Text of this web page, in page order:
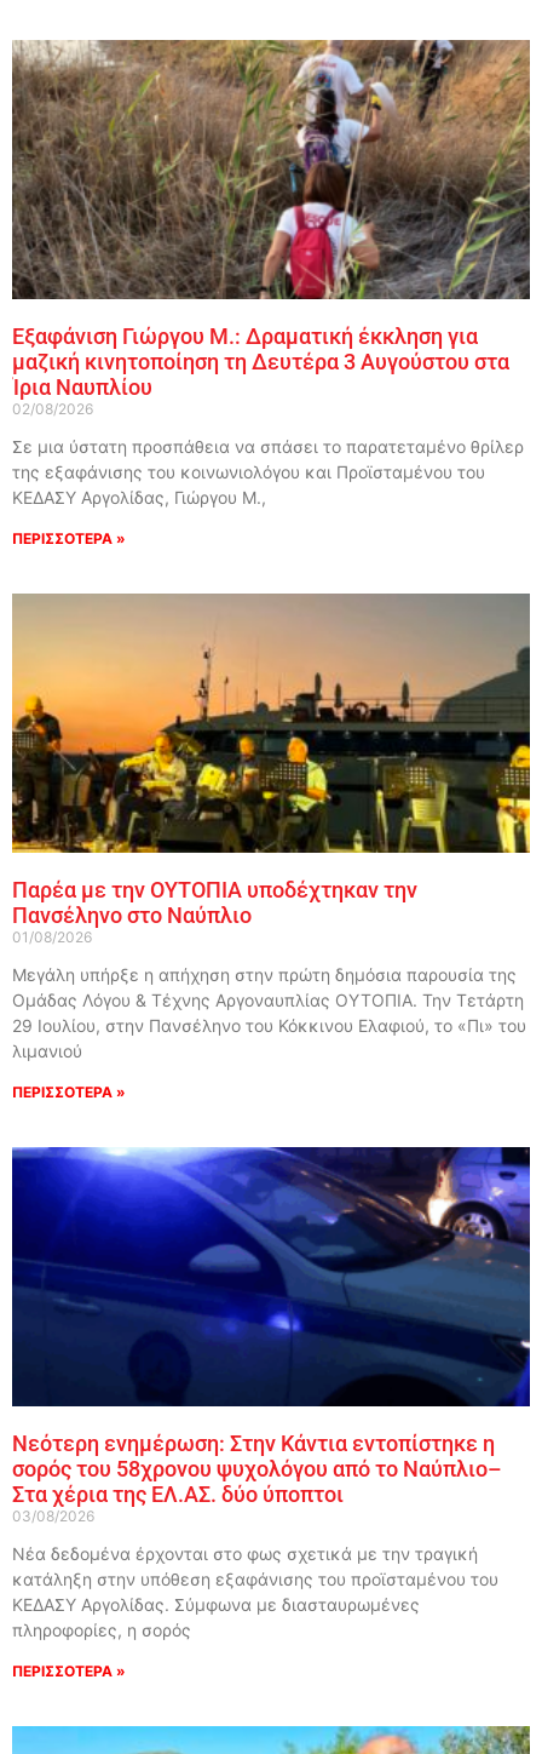
Εξαφάνιση Γιώργου Μ.: Δραματική έκκληση για
μαζική κινητοποίηση τη Δευτέρα 3 Αυγούστου στα
Ίρια Ναυπλίου
02/08/2026
Σε μια ύστατη προσπάθεια να σπάσει το παρατεταμένο θρίλερ
της εξαφάνισης του κοινωνιολόγου και Προϊσταμένου του
ΚΕΔΑΣΥ Αργολίδας, Γιώργου Μ.,
ΠΕΡΙΣΣΟΤΕΡΑ »
Παρέα με την ΟΥΤΟΠΙΑ υποδέχτηκαν την
Πανσέληνο στο Ναύπλιο
01/08/2026
Μεγάλη υπήρξε η απήχηση στην πρώτη δημόσια παρουσία της
Ομάδας Λόγου & Τέχνης Αργοναυπλίας ΟΥΤΟΠΙΑ. Την Τετάρτη
29 Ιουλίου, στην Πανσέληνο του Κόκκινου Ελαφιού, το «Πι» του
λιμανιού
ΠΕΡΙΣΣΟΤΕΡΑ »
Νεότερη ενημέρωση: Στην Κάντια εντοπίστηκε η
σορός του 58χρονου ψυχολόγου από το Ναύπλιο–
Στα χέρια της ΕΛ.ΑΣ. δύο ύποπτοι
03/08/2026
Νέα δεδομένα έρχονται στο φως σχετικά με την τραγική
κατάληξη στην υπόθεση εξαφάνισης του προϊσταμένου του
ΚΕΔΑΣΥ Αργολίδας. Σύμφωνα με διασταυρωμένες
πληροφορίες, η σορός
ΠΕΡΙΣΣΟΤΕΡΑ »